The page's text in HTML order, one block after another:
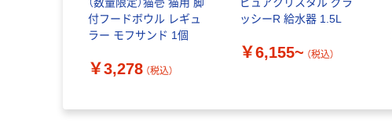
（数量限定）猫壱 猫用 脚
付フードボウル レギュ
ラー モフサンド 1個
￥3,278 （税込）
ピュアクリスタル グラ
ッシーR 給水器 1.5L
￥6,155~ （税込）